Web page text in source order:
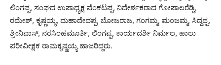
ಲಿಂಗಪ್ಪ, ಸಂಘದ ಉಪಾಧ್ಯಕ್ಷ ವೆಂಕಟಪ್ಪ, ನಿದೇರ್ಶಕರಾದ ಗೋಪಾಲರೆಡ್ಡಿ,
ರಮೇಶ್, ಕೃಷ್ಣಯ್ಯ, ಮಹಾದೇವಪ್ಪ, ಬೋಜರಾಜ, ಗಂಗಮ್ಮ, ಮಂಜಮ್ಮ, ಸಿದ್ದಪ್ಪ,
ಶ್ರೀನಿವಾಸ್, ನರಸಿಂಹಮೂರ್ತಿ, ಲಿಂಗಪ್ಪ, ಕಾರ್ಯದರ್ಶಿ ನಿರ್ಮಲ, ಹಾಲು
ಪರೀವೀಕ್ಷಕ ರಾಮಕೃಷ್ಣಯ್ಯ ಹಾಜರಿದ್ದರು.